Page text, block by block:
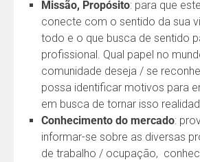
Missão, Propósito: para que
conecte com o sentido da sua
todo e o que busca de sentido
profissional. Qual papel no
comunidade deseja / se
possa identificar motivos para
em busca de tornar isso
Conhecimento do mercado:
informar-se sobre as diversas
de trabalho / ocupação,